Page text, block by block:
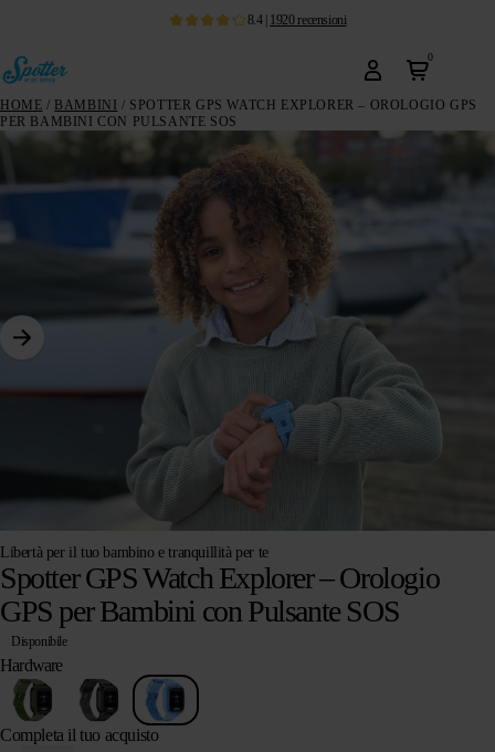
8.4| 1920 recensioni
0
HOME / BAMBINI
/ SPOTTER GPS WATCH EXPLORER – OROLOGIO GPS
PER BAMBINI CON PULSANTE SOS
Libertà per il tuo bambino e tranquillità per te
Spotter GPS Watch Explorer – Orologio
GPS per Bambini con Pulsante SOS
Disponibile
Hardware
Completa il tuo acquisto